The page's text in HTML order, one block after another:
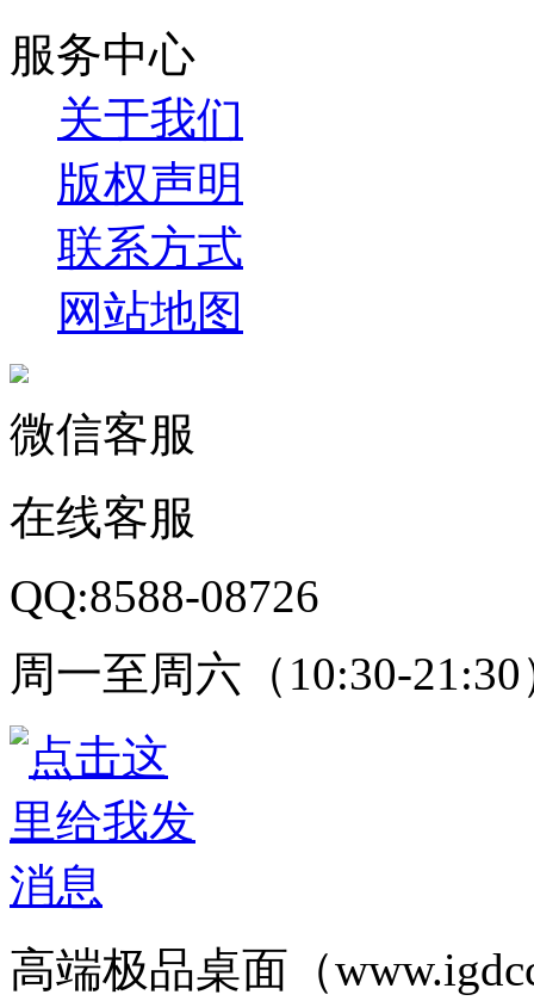
服务中心
关于我们
版权声明
联系方式
网站地图
微信客服
在线客服
QQ:8588-08726
周一至周六（10:30-21:30
高端极品桌面（